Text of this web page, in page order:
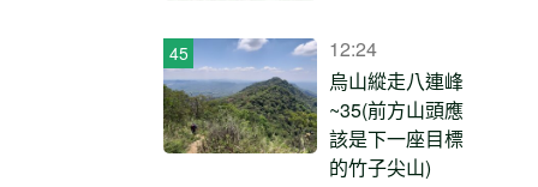
12:24
烏山縱走八連峰
~35(前方山頭應
該是下一座目標
的竹子尖山)